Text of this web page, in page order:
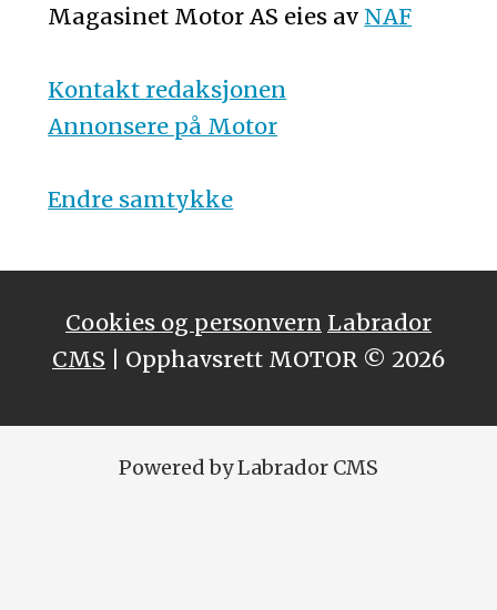
Magasinet Motor AS eies av NAF
Kontakt redaksjonen
Annonsere på Motor
Endre samtykke
Cookies og personvern Labrador
CMS | Opphavsrett MOTOR © 2026
Powered by Labrador CMS